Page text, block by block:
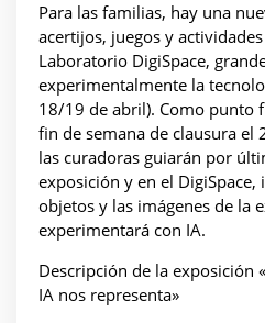
Para las familias, hay una
acertijos, juegos y
Laboratorio DigiSpace,
experimentalmente la
18/19 de abril). Como punto
fin de semana de clausura el
las curadoras guiarán por
exposición y en el
objetos y las imágenes de la
experimentará con IA.
Descripción de la exposición
IA nos representa»